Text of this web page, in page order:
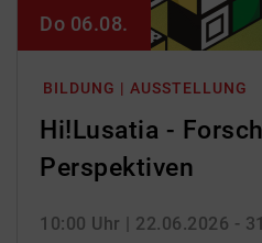
BILDUNG | AUSSTELLUNG
Hi!Lusatia -
Perspektiven
10:00 Uhr | 22.06.2026 -
Do 06.08.